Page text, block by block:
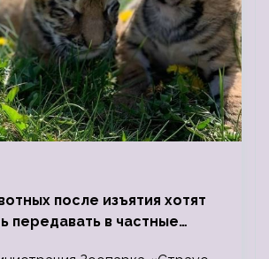
после изъятия хотят
передавать в частные